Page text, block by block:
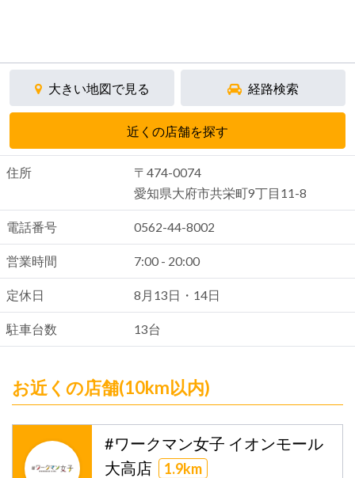
大きい地図で見る 経路検索
近くの店舗を探す
住所
〒474-0074
愛知県大府市共栄町9丁目11-8
電話番号 0562-44-8002
営業時間 7:00 - 20:00
定休日 8月13日・14日
駐車台数 13台
お近くの店舗(10km以内)
#ワークマン女子 イオンモール
大高店
1.9km